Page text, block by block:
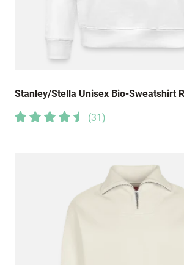
Stanley/Stella Unisex Bio-Sweatshirt
(31)